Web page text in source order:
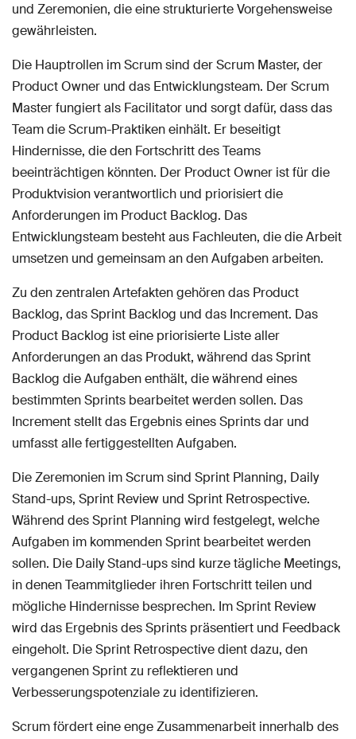
und Zeremonien, die eine strukturierte Vorgehensweise
gewährleisten.
Die Hauptrollen im Scrum sind der Scrum Master, der
Product Owner und das Entwicklungsteam. Der Scrum
Master fungiert als Facilitator und sorgt dafür, dass das
Team die Scrum-Praktiken einhält. Er beseitigt
Hindernisse, die den Fortschritt des Teams
beeinträchtigen könnten. Der Product Owner ist für die
Produktvision verantwortlich und priorisiert die
Anforderungen im Product Backlog. Das
Entwicklungsteam besteht aus Fachleuten, die die Arbeit
umsetzen und gemeinsam an den Aufgaben arbeiten.
Zu den zentralen Artefakten gehören das Product
Backlog, das Sprint Backlog und das Increment. Das
Product Backlog ist eine priorisierte Liste aller
Anforderungen an das Produkt, während das Sprint
Backlog die Aufgaben enthält, die während eines
bestimmten Sprints bearbeitet werden sollen. Das
Increment stellt das Ergebnis eines Sprints dar und
umfasst alle fertiggestellten Aufgaben.
Die Zeremonien im Scrum sind Sprint Planning, Daily
Stand-ups, Sprint Review und Sprint Retrospective.
Während des Sprint Planning wird festgelegt, welche
Aufgaben im kommenden Sprint bearbeitet werden
sollen. Die Daily Stand-ups sind kurze tägliche Meetings,
in denen Teammitglieder ihren Fortschritt teilen und
mögliche Hindernisse besprechen. Im Sprint Review
wird das Ergebnis des Sprints präsentiert und Feedback
eingeholt. Die Sprint Retrospective dient dazu, den
vergangenen Sprint zu reflektieren und
Verbesserungspotenziale zu identifizieren.
Scrum fördert eine enge Zusammenarbeit innerhalb des